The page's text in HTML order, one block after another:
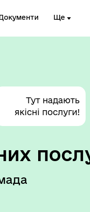
Ще
Тут надають
якісні послуги!